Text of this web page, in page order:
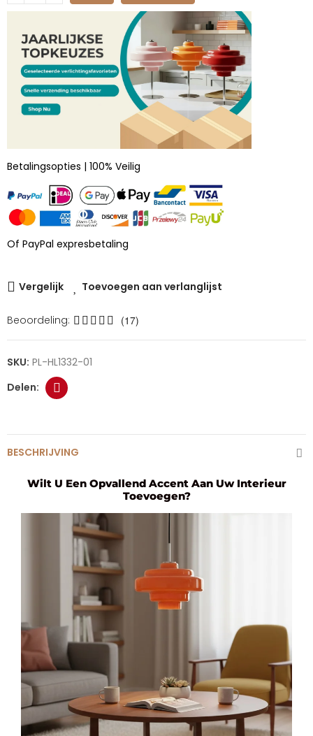
Betalingsopties | 100% Veilig
Of PayPal expresbetaling
Vergelijk Toevoegen aan verlanglijst
Beoordeling: (17)
SKU: PL-HL1332-01
BESCHRIJVING
Wilt U Een Opvallend Accent Aan Uw Interieur
Toevoegen?